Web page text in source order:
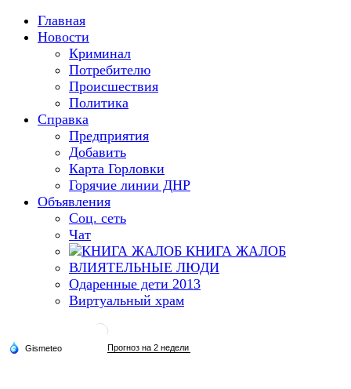
Главная
Новости
Криминал
Потребителю
Происшествия
Политика
Справка
Предприятия
Добавить
Карта Горловки
Горячие линии ДНР
Объявления
Соц. сеть
Чат
КНИГА ЖАЛОБ
ВЛИЯТЕЛЬНЫЕ ЛЮДИ
Одаренные дети 2013
Виртуальный храм